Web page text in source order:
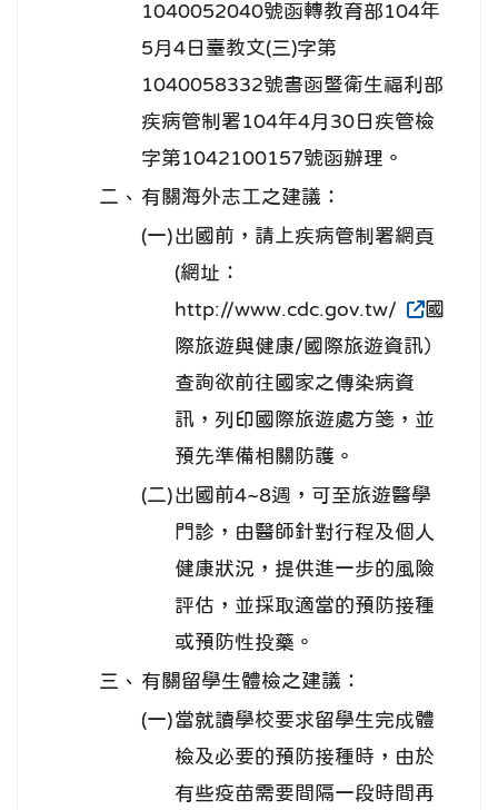
1040052040號函轉教育部104年
5月4日臺教文(三)字第
1040058332號書函暨衛生福利部
疾病管制署104年4月30日疾管檢
字第1042100157號函辦理。
二、 有關海外志工之建議：
(一)出國前，請上疾病管制署網頁
(網址：
http://www.cdc.gov.tw/
國
際旅遊與健康/國際旅遊資訊）
查詢欲前往國家之傳染病資
訊，列印國際旅遊處方箋，並
預先準備相關防護。
(二)出國前4~8週，可至旅遊醫學
門診，由醫師針對行程及個人
健康狀況，提供進一步的風險
評估，並採取適當的預防接種
或預防性投藥。
三、 有關留學生體檢之建議：
(一)當就讀學校要求留學生完成體
檢及必要的預防接種時，由於
有些疫苗需要間隔一段時間再